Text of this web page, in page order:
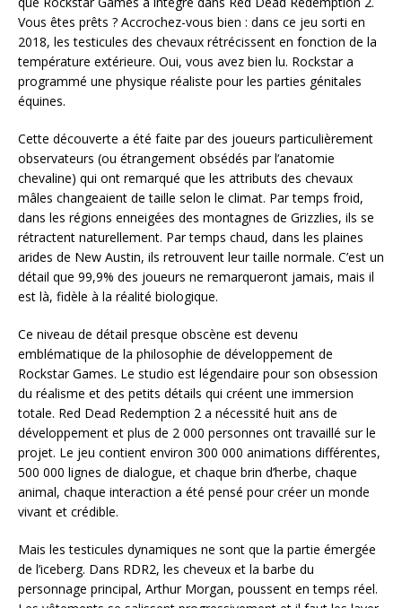
Vous êtes prêts ? Accrochez-vous bien : dans ce jeu sorti en
2018, les testicules des chevaux rétrécissent en fonction de la
température extérieure. Oui, vous avez bien lu. Rockstar a
programmé une physique réaliste pour les parties génitales
équines.
Cette découverte a été faite par des joueurs particulièrement
observateurs (ou étrangement obsédés par l’anatomie
chevaline) qui ont remarqué que les attributs des chevaux
mâles changeaient de taille selon le climat. Par temps froid,
dans les régions enneigées des montagnes de Grizzlies, ils se
rétractent naturellement. Par temps chaud, dans les plaines
arides de New Austin, ils retrouvent leur taille normale. C’est un
détail que 99,9% des joueurs ne remarqueront jamais, mais il
est là, fidèle à la réalité biologique.
Ce niveau de détail presque obscène est devenu
emblématique de la philosophie de développement de
Rockstar Games. Le studio est légendaire pour son obsession
du réalisme et des petits détails qui créent une immersion
totale. Red Dead Redemption 2 a nécessité huit ans de
développement et plus de 2 000 personnes ont travaillé sur le
projet. Le jeu contient environ 300 000 animations différentes,
500 000 lignes de dialogue, et chaque brin d’herbe, chaque
animal, chaque interaction a été pensé pour créer un monde
vivant et crédible.
Mais les testicules dynamiques ne sont que la partie émergée
de l’iceberg. Dans RDR2, les cheveux et la barbe du
personnage principal, Arthur Morgan, poussent en temps réel.